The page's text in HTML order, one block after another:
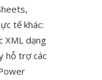
tế khác:
XML dạng
hỗ trợ các